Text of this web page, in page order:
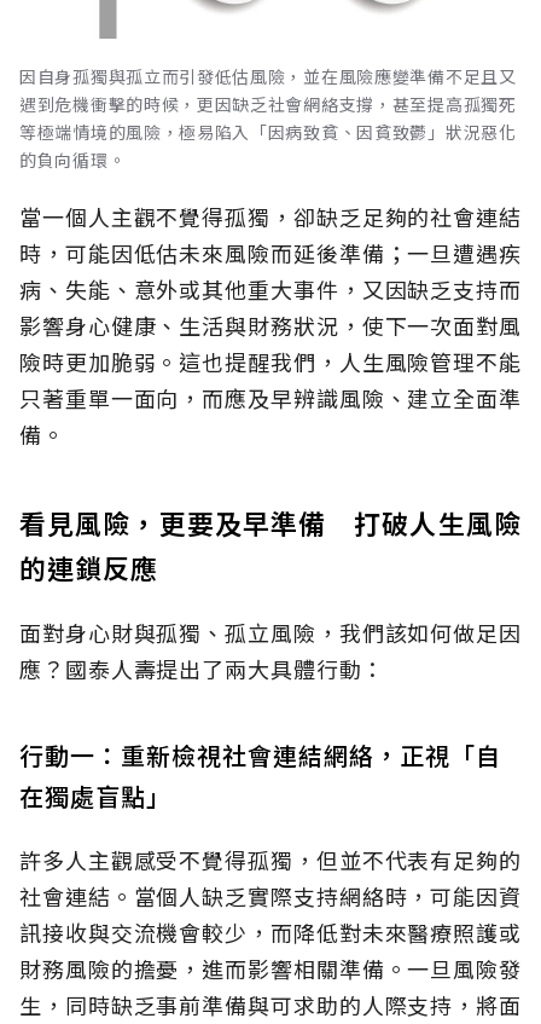
因自身孤獨與孤立而引發低估風險，並在風險應變準備不足且又
遇到危機衝擊的時候，更因缺乏社會網絡支撐，甚至提高孤獨死
等極端情境的風險，極易陷入「因病致貧、因貧致鬱」狀況惡化
的負向循環。
當一個人主觀不覺得孤獨，卻缺乏足夠的社會連結
時，可能因低估未來風險而延後準備；一旦遭遇疾
病、失能、意外或其他重大事件，又因缺乏支持而
影響身心健康、生活與財務狀況，使下一次面對風
險時更加脆弱。這也提醒我們，人生風險管理不能
只著重單一面向，而應及早辨識風險、建立全面準
備。
看見風險，更要及早準備 打破人生風險
的連鎖反應
面對身心財與孤獨、孤立風險，我們該如何做足因
應？國泰人壽提出了兩大具體行動：
行動一：重新檢視社會連結網絡，正視「自
在獨處盲點」
許多人主觀感受不覺得孤獨，但並不代表有足夠的
社會連結。當個人缺乏實際支持網絡時，可能因資
訊接收與交流機會較少，而降低對未來醫療照護或
財務風險的擔憂，進而影響相關準備。一旦風險發
生，同時缺乏事前準備與可求助的人際支持，將面